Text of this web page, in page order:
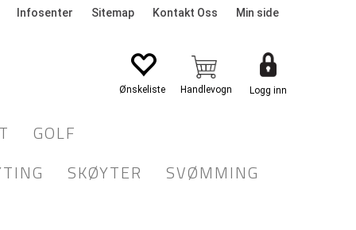
Infosenter Sitemap Kontakt Oss Min side
Logg inn
GOLF
SKØYTER SVØMMING